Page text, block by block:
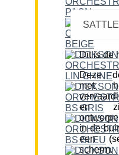
Dit is de
Deze
met
en
in de
een
scherm.